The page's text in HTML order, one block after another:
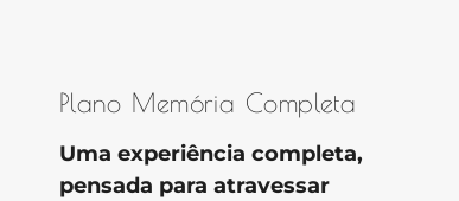
Plano Memória Completa
Uma experiência completa,
pensada para atravessar